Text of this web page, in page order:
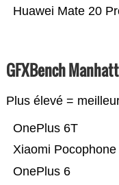
Huawei Mate 20
GFXBench
Plus élevé =
OnePlus 6
Xiaomi Pocophone
OnePlus 6T